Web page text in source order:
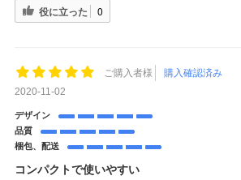
役に立った 0
ご購入者様
購入確認済み
2020-11-02
デザイン
品質
梱包、配送
コンパクトで使いやすい